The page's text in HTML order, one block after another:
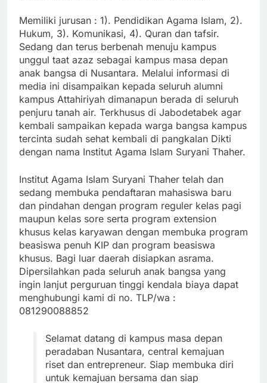
Memiliki jurusan : 1). Pendidikan Agama Islam, 2).
Hukum, 3). Komunikasi, 4). Quran dan tafsir.
Sedang dan terus berbenah menuju kampus
unggul taat azaz sebagai kampus masa depan
anak bangsa di Nusantara. Melalui informasi di
media ini disampaikan kepada seluruh alumni
kampus Attahiriyah dimanapun berada di seluruh
penjuru tanah air. Terkhusus di Jabodetabek agar
kembali sampaikan kepada warga bangsa kampus
tercinta sudah sehat kembali di pangkalan Dikti
dengan nama Institut Agama Islam Suryani Thaher.
Institut Agama Islam Suryani Thaher telah dan
sedang membuka pendaftaran mahasiswa baru
dan pindahan dengan program reguler kelas pagi
maupun kelas sore serta program extension
khusus kelas karyawan dengan membuka program
beasiswa penuh KIP dan program beasiswa
khusus. Bagi luar daerah disiapkan asrama.
Dipersilahkan pada seluruh anak bangsa yang
ingin lanjut perguruan tinggi kendala biaya dapat
menghubungi kami di no. TLP/wa :
081290088852
Selamat datang di kampus masa depan
peradaban Nusantara, central kemajuan
riset dan entrepreneur. Siap membuka diri
untuk kemajuan bersama dan siap